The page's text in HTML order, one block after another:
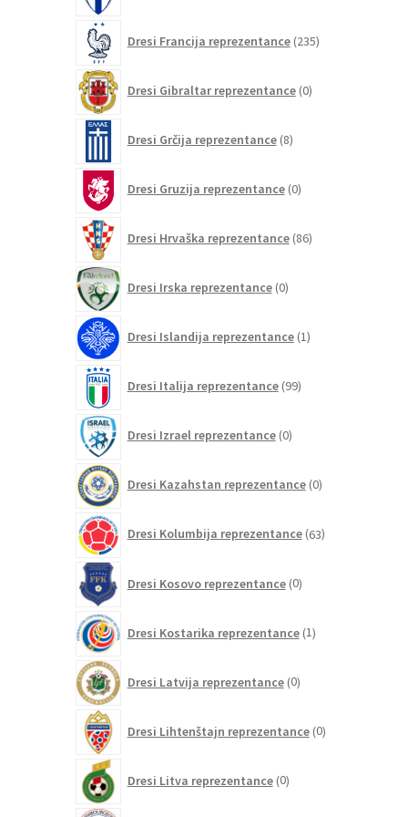
Dresi Francija reprezentance 235izdelkov
Dresi Gibraltar reprezentance 0izdelkov
Dresi Grčija reprezentance 8izdelkov
Dresi Gruzija reprezentance 0izdelkov
Dresi Hrvaška reprezentance 86izdelkov
Dresi Irska reprezentance 0izdelkov
Dresi Islandija reprezentance 1izdelek
Dresi Italija reprezentance 99izdelkov
Dresi Izrael reprezentance 0izdelkov
Dresi Kazahstan reprezentance 0izdelkov
Dresi Kolumbija reprezentance 63izdelkov
Dresi Kosovo reprezentance 0izdelkov
Dresi Kostarika reprezentance 1izdelek
Dresi Latvija reprezentance 0izdelkov
Dresi Lihtenštajn reprezentance 0izdelkov
Dresi Litva reprezentance 0izdelkov